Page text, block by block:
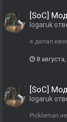
[SoC]
logaruk
я делал
8
[SoC]
logaruk
Pickleman